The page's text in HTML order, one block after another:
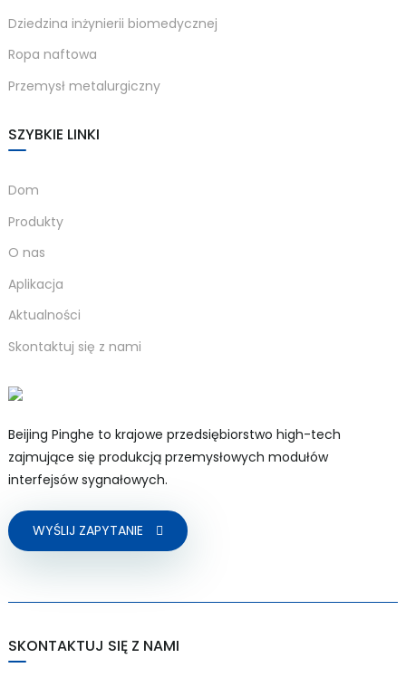
Dziedzina inżynierii biomedycznej
Ropa naftowa
Przemysł metalurgiczny
SZYBKIE LINKI
Dom
Produkty
O nas
Aplikacja
Aktualności
Skontaktuj się z nami
Beijing Pinghe to krajowe przedsiębiorstwo high-tech
zajmujące się produkcją przemysłowych modułów
interfejsów sygnałowych.
WYŚLIJ ZAPYTANIE
SKONTAKTUJ SIĘ Z NAMI